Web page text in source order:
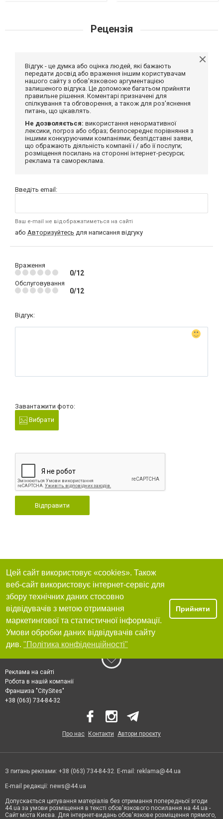
Рецензія
Відгук - це думка або оцінка людей, які бажають
передати досвід або враження іншим користувачам
нашого сайту з обов'язковою аргументацією
залишеного відгука. Це допоможе багатьом прийняти
правильне рішення. Коментарі призначені для
спілкування та обговорення, а також для роз'яснення
питань, що цікавлять.
Не дозволяється: використання ненормативної
лексики, погроз або образ; безпосереднє порівняння з
іншими конкуруючими компаніями; безпідставні заяви,
що ображають діяльність компанії і / або її послуги;
розміщення посилань на сторонні інтернет-ресурси;
реклама та самореклама.
Введіть email:
Ваш e-mail не відображатиметься на сайті
або Авторизуйтесь для написання відгуку
Враження
0/12
Обслуговування
0/12
Відгук:
Завантажити фото:
Вибрати
Відправити
Цей сайт використовує «cookies». Також
веб-сайт використовує інтернет-сервіс для
збору технічних даних стосовно
відвідувачів з метою отримання
маркетингової та статистичної інформації.
Умови обробки даних відвідувачів сайту
див. "Політика конфіденційності"
Прийняти
Реклама на сайті
Робота в нашій компанії
Франшиза "CitySites"
+38 (063) 734-84-32
Про нас Контакти Автори проєкту
З питань реклами: +38 (063) 734-84-32. E-mail: reklama@44.ua
E-mail редакції: news@44.ua
Допускається цитування матеріалів без отримання попередньої згоди
44.ua за умови розміщення в тексті обов'язкового посилання на 44.ua -
Сайт міста Києва. Для інтернет-видань обов'язкове розміщення прямого,